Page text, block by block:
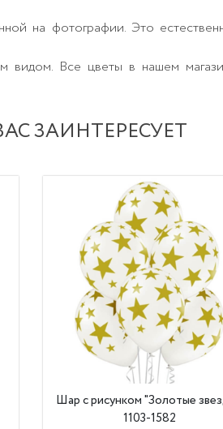
на фотографии. Это
Все цветы в нашем
ЗАИНТЕРЕСУЕТ
Шар с рисунком "Золотые
1103-1582